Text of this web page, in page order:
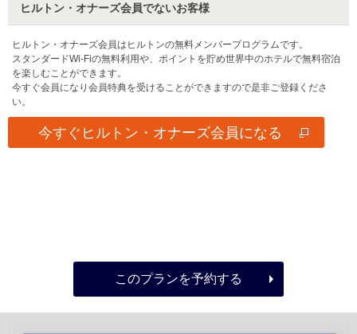
ヒルトン・オナーズ会員でないお客様
ヒルトン・オナーズ会員はヒルトンの無料メンバープログラムです。
スタンダードWi-Fiの無料利用や、ポイントを貯め世界中のホテルで無料宿泊
を楽しむことができます。
今すぐ会員になり会員特典を受けることができますので是非ご登録くださ
い。
今すぐヒルトン・オナーズ会員になる
このプランを予約する